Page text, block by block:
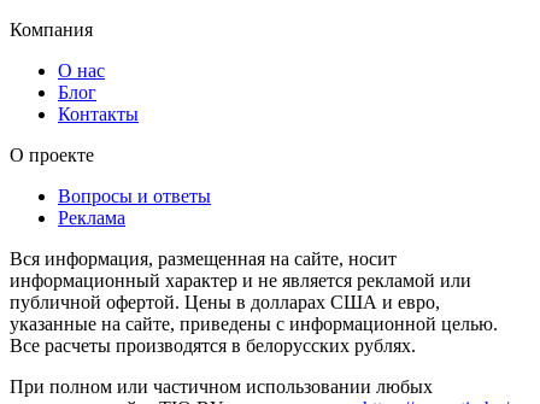
Компания
О нас
Блог
Контакты
О проекте
Вопросы и ответы
Реклама
Вся информация, размещенная на сайте, носит
информационный характер и не является рекламой или
публичной офертой. Цены в долларах США и евро,
указанные на сайте, приведены с информационной целью.
Все расчеты производятся в белорусских рублях.
При полном или частичном использовании любых